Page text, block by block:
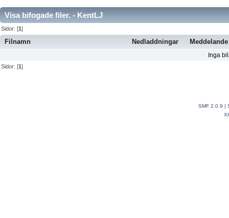
Visa bifogade filer. - KentLJ
Sidor: [1]
Filnamn Nedladdningar Meddelande
Inga
Sidor: [1]
SMF 2.0.9 |